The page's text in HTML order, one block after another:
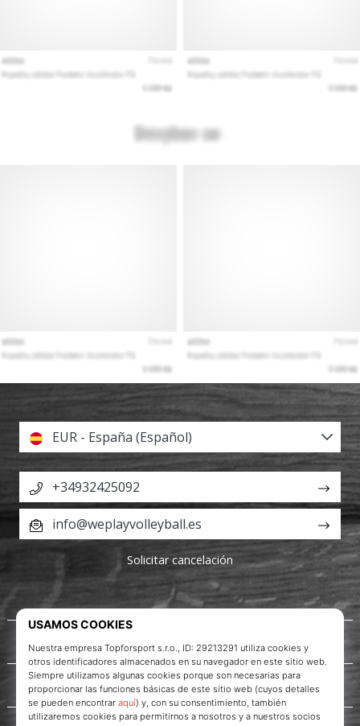
Acerca de nosotros
Servicio al cliente
EUR - España (Español)
+34932425092
info@weplayvolleyball.es
Solicitar cancelación